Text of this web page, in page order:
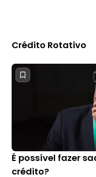
Crédito Rotativo
É possível fazer
crédito?